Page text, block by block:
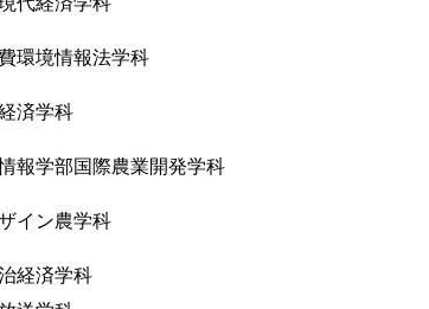
境情報法学科
学科
学部国際農業開発学科
ン農学科
済学科